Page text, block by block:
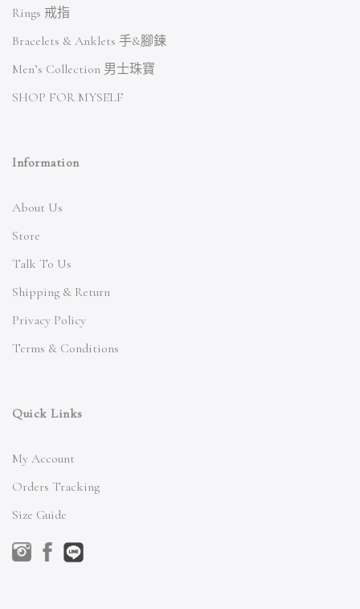
Rings 戒指
Bracelets & Anklets 手&腳鍊
Men’s Collection 男士珠寶
SHOP FOR MYSELF
Information
About Us
Store
Talk To Us
Shipping & Return
Privacy Policy
Terms & Conditions
Quick Links
My Account
Orders Tracking
Size Guide